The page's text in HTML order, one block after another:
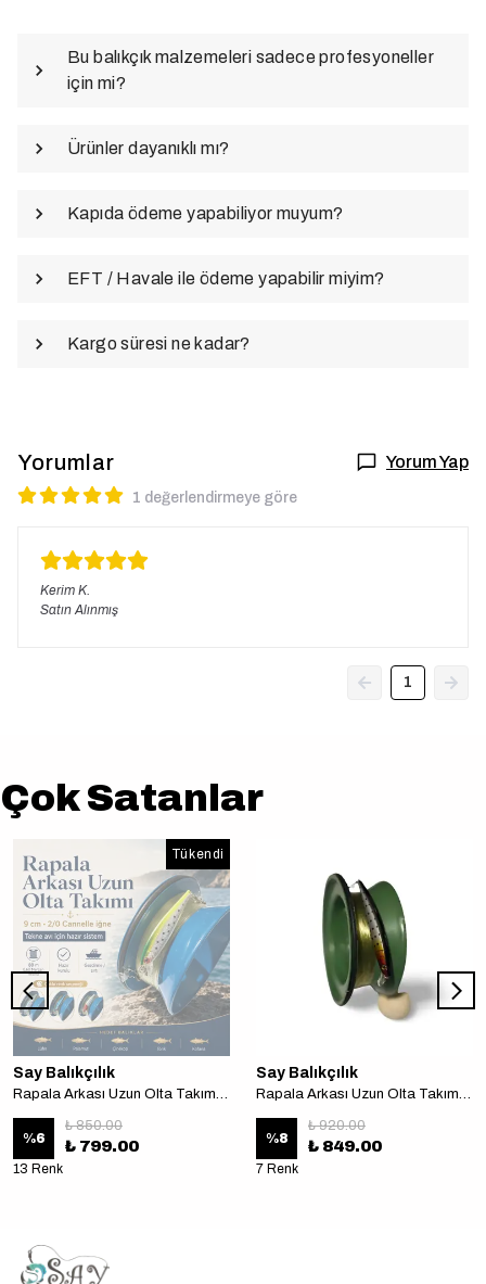
Bu balıkçık malzemeleri sadece profesyoneller
için mi?
Ürünler dayanıklı mı?
Kapıda ödeme yapabiliyor muyum?
EFT / Havale ile ödeme yapabilir miyim?
Kargo süresi ne kadar?
Yorumlar Yorum Yap
1 değerlendirmeye göre
Kerim K.
Satın Alınmış
1
Çok Satanlar
Tükendi
Say Balıkçılık
%6
₺ 850.00
₺ 799.00
13 Renk
Say Balıkçılık
%8
₺ 920.00
₺ 849.00
7 Renk